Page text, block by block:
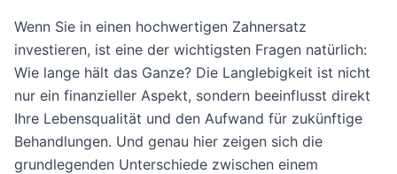
Wenn Sie in einen hochwertigen Zahnersatz
investieren, ist eine der wichtigsten Fragen natürlich:
Wie lange hält das Ganze? Die Langlebigkeit ist nicht
nur ein finanzieller Aspekt, sondern beeinflusst direkt
Ihre Lebensqualität und den Aufwand für zukünftige
Behandlungen. Und genau hier zeigen sich die
grundlegenden Unterschiede zwischen einem